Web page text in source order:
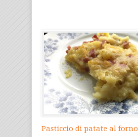
Pasticcio di patate al forno